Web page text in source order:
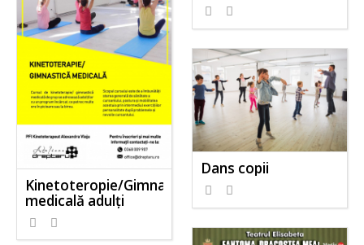
Kinetoteropie/Gimnastică
medicală adulți
Dans copii